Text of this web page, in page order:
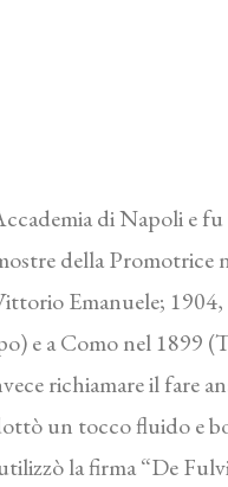
di Napoli e
della
Emanuele; 1904,
e a Como nel 1899
richiamare il
un tocco fluido e
la firma “De